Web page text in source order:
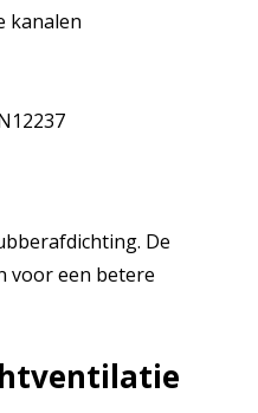
kanalen
De
voor een betere